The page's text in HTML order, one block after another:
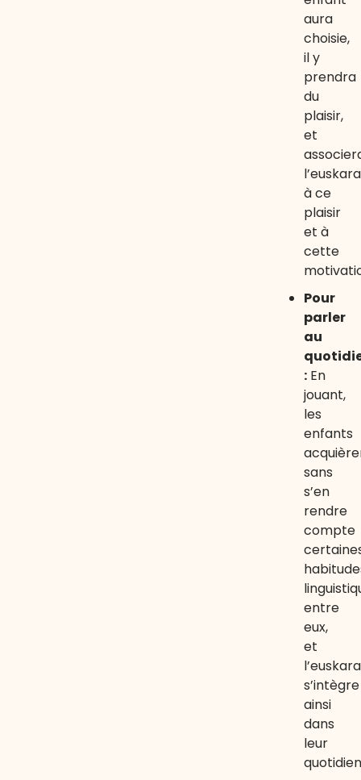
aura
choisie,
il y
prendra
du
plaisir,
et
l’euskara
à ce
plaisir
et à
cette
Pour
parler
au
:En
jouant,
les
enfants
sans
s’en
rendre
compte
entre
eux,
et
l’euskara
s’intègre
ainsi
dans
leur